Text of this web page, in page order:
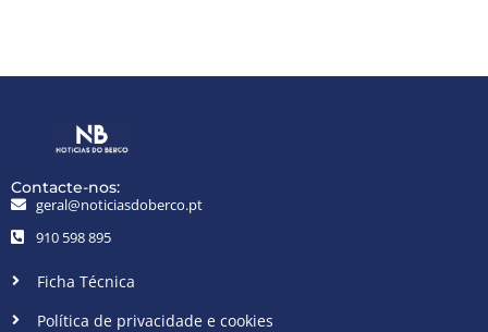
Contacte-nos:
geral@noticiasdoberco.pt
910 598 895
Ficha Técnica
Política de privacidade e cookies